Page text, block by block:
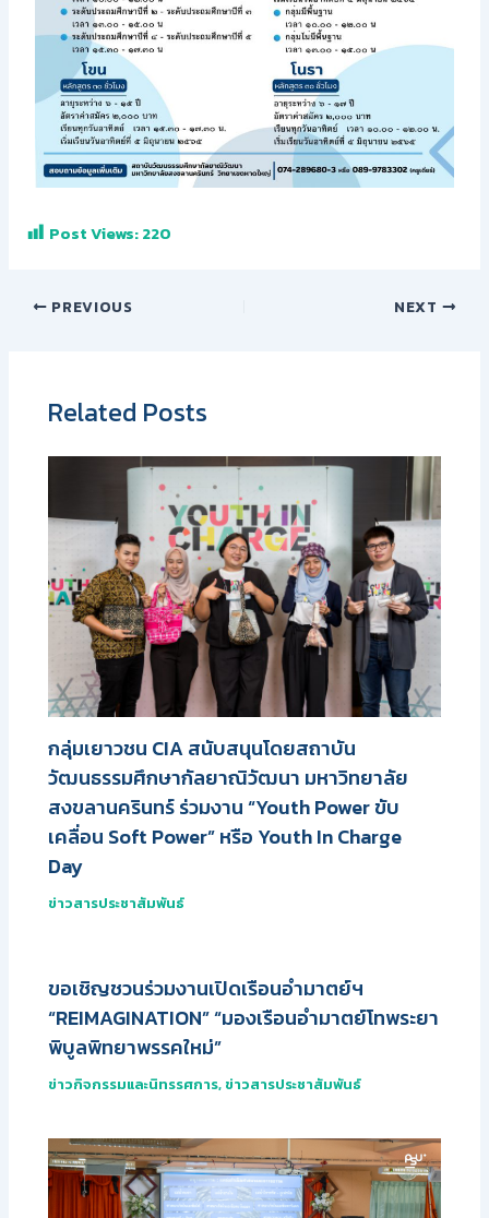
Post Views:220
PREVIOUS NEXT
Related Posts
กลุ่มเยาวชน CIA สนับสนุนโดยสถาบัน
วัฒนธรรมศึกษากัลยาณิวัฒนา มหาวิทยาลัย
สงขลานครินทร์ ร่วมงาน “Youth Power ขับ
เคลื่อน Soft Power” หรือ Youth In Charge
Day
ข่าวสารประชาสัมพันธ์
ขอเชิญชวนร่วมงานเปิดเรือนอำมาตย์ฯ
“REIMAGINATION” “มองเรือนอำมาตย์โทพระยา
พิบูลพิทยาพรรคใหม่”
ข่าวกิจกรรมและนิทรรศการ, ข่าวสารประชาสัมพันธ์